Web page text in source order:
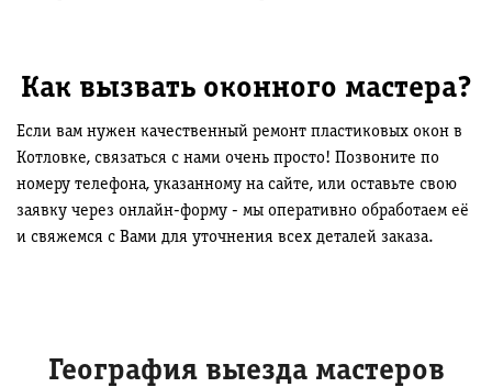
Как вызвать оконного мастера?
Если вам нужен качественный ремонт пластиковых окон в
Котловке, связаться с нами очень просто! Позвоните по
номеру телефона, указанному на сайте, или оставьте свою
заявку через онлайн-форму - мы оперативно обработаем её
и свяжемся с Вами для уточнения всех деталей заказа.
География выезда мастеров